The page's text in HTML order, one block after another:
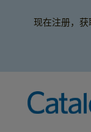
现在注册，